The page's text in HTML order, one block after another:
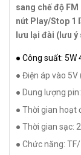
sang chế độ
nút Play/Stop 1
lưu lại đài (lưu
● Công suất: 5W
● Điện áp vào
● Dung lượng
● Thời gian hoạt
● Thời gian sạc:
● Chức năng: